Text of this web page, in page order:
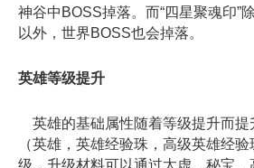
神谷中BOSS掉落。而“四星聚魂印”
以外，世界BOSS也会掉落。
英雄等级提升
英雄的基础属性随着等级提升而提
（英雄，英雄经验珠，高级英雄经